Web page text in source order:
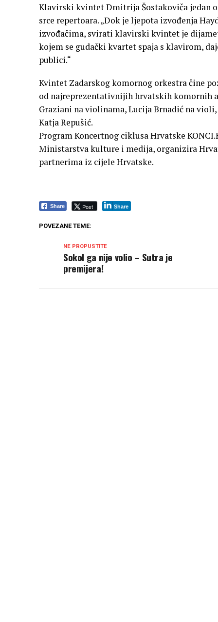
Klavirski kvintet Dmitrija Šostakoviča jedan
srce repertoara. „Dok je ljepota izvođenja
izvođačima, svirati klavirski kvintet je
kojem se gudački kvartet spaja s klavirom,
publici.“
Kvintet Zadarskog komornog orkestra čine
od najreprezentativnijih hrvatskih komornih
Graziani na violinama, Lucija Brnadić na
Katja Repušić.
Program Koncertnog ciklusa Hrvatske
Ministarstva kulture i medija, organizira
partnerima iz cijele Hrvatske.
Share Post Share
POVEZANE TEME:
NE PROPUSTITE
Sokol ga nije volio – Sutra je
premijera!